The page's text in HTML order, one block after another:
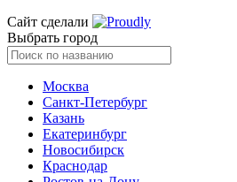
Сайт сделали
Выбрать город
Москва
Санкт-Петербург
Казань
Екатеринбург
Новосибирск
Краснодар